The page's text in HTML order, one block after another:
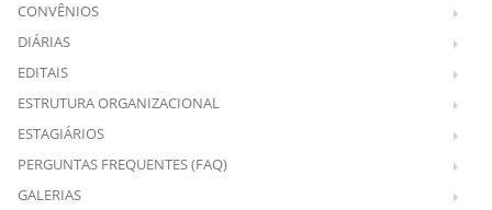
CONVÊNIOS
DIÁRIAS
EDITAIS
ESTRUTURA ORGANIZACIONAL
ESTAGIÁRIOS
PERGUNTAS FREQUENTES (FAQ)
GALERIAS